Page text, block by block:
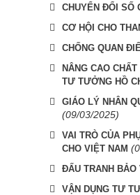
CHUYỂN ĐỔI SỐ
CƠ HỘI CHO
CHỐNG QUAN
NÂNG CAO
TƯ TƯỞNG HỒ
GIÁO LÝ NHÂN
(09/03/2025)
VAI TRÒ CỦA
CHO VIỆT NAM
ĐẤU TRANH BẢO
VẬN DỤNG TƯ